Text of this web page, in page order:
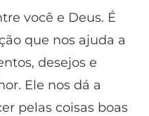
você e Deus. É
que nos ajuda a
desejos e
Ele nos dá a
pelas coisas boas